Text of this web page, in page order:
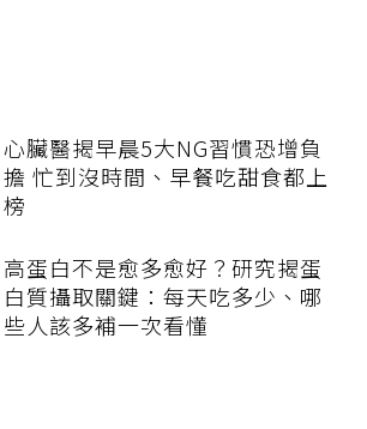
心臟醫揭早晨5大NG習慣恐增負
擔 忙到沒時間、早餐吃甜食都上
榜
高蛋白不是愈多愈好？研究揭蛋
白質攝取關鍵：每天吃多少、哪
些人該多補一次看懂